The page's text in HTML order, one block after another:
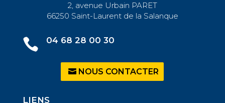
2, avenue Urbain PARET
66250 Saint-Laurent de la Salanque
 04 68 28 00 30
NOUS CONTACTER
LIENS